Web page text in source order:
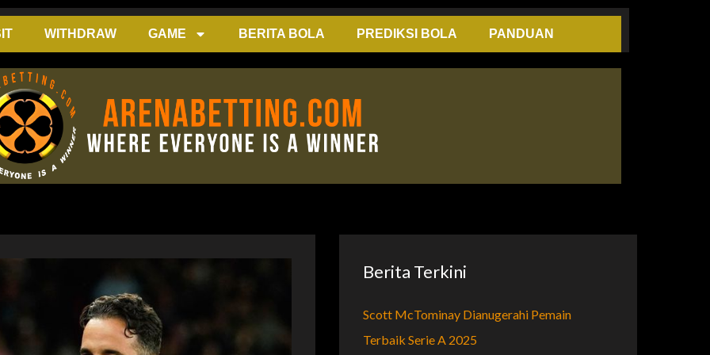
WITHDRAW GAME BERITA BOLA PREDIKSI BOLA PANDUAN
Berita Terkini
Scott McTominay Dianugerahi Pemain
Terbaik Serie A 2025